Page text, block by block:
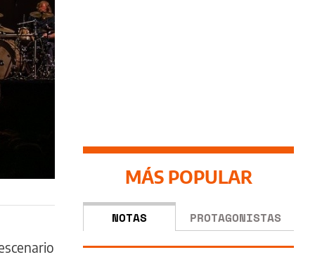
MÁS POPULAR
NOTAS PROTAGONISTAS